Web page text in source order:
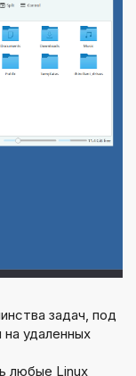
задач, под
удаленных
любые Linux